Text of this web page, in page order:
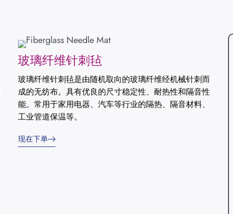
玻璃纤维针刺毡
玻璃纤维针刺毡是由随机取向的玻璃纤维经机械针刺而
成的无纺布。具有优良的尺寸稳定性、耐热性和隔音性
能。常用于家用电器、汽车等行业的隔热、隔音材料、
工业管道保温等。
现在下单